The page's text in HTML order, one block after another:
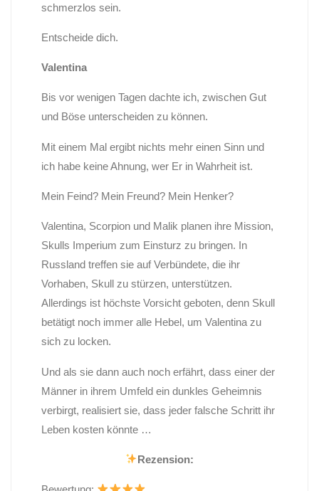
schmerzlos sein.
Entscheide dich.
Valentina
Bis vor wenigen Tagen dachte ich, zwischen Gut
und Böse unterscheiden zu können.
Mit einem Mal ergibt nichts mehr einen Sinn und
ich habe keine Ahnung, wer Er in Wahrheit ist.
Mein Feind? Mein Freund? Mein Henker?
Valentina, Scorpion und Malik planen ihre Mission,
Skulls Imperium zum Einsturz zu bringen. In
Russland treffen sie auf Verbündete, die ihr
Vorhaben, Skull zu stürzen, unterstützen.
Allerdings ist höchste Vorsicht geboten, denn Skull
betätigt noch immer alle Hebel, um Valentina zu
sich zu locken.
Und als sie dann auch noch erfährt, dass einer der
Männer in ihrem Umfeld ein dunkles Geheimnis
verbirgt, realisiert sie, dass jeder falsche Schritt ihr
Leben kosten könnte …
Rezension: